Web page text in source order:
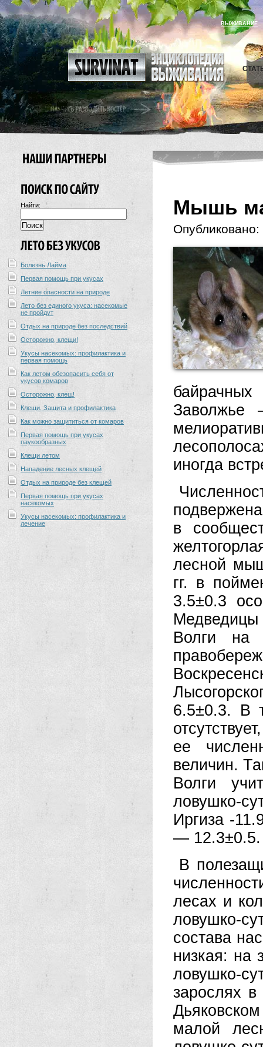
ВЫЖИВАНИЕ
Найти:
Болезнь Лайма
Первая помощь при укусах
Летние опасности на природе
Лето без единого укуса: насекомые
не пройдут
Отдых на природе без последствий
Осторожно, клещи!
Укусы насекомых: профилактика и
первая помощь
Как летом обезопасить себя от
укусов комаров
Осторожно, клещ!
Клещи. Защита и профилактика
Как можно защититься от комаров
Первая помощь при укусах
паукообразных
Клещи летом
Нападение лесных клещей
Отдых на природе без клещей
Первая помощь при укусах
насекомых
Укусы насекомых: профилактика и
лечение
Мышь
Опубликовано:
иногда
в
лесной
гг. в
3.5±0.3
Волги на
6.5±0.3. В
ее
величин.
Волги
ловушко-
Иргиза -
— 12.3±0.5.
В
лесах и
ловушко-
состава
низкая: на
ловушко-
зарослях
малой